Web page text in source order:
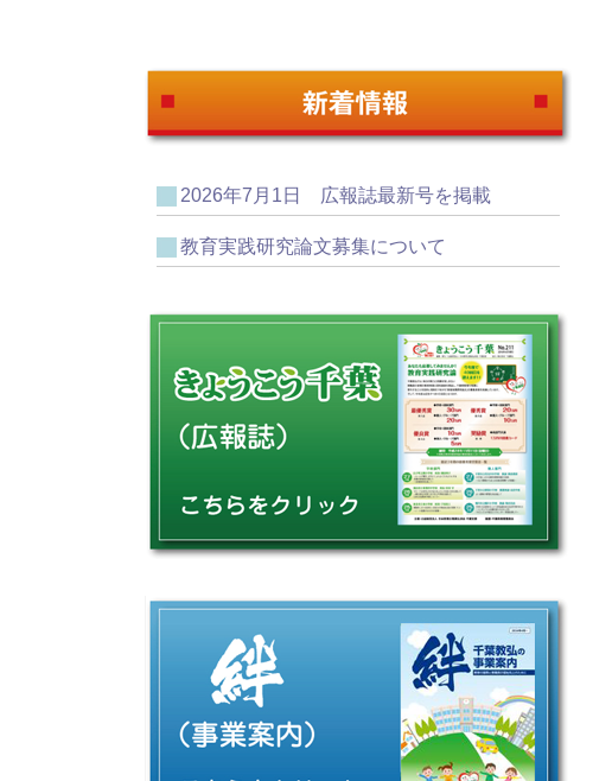
2026年7月1日 広報誌最新号を掲載
教育実践研究論文募集について